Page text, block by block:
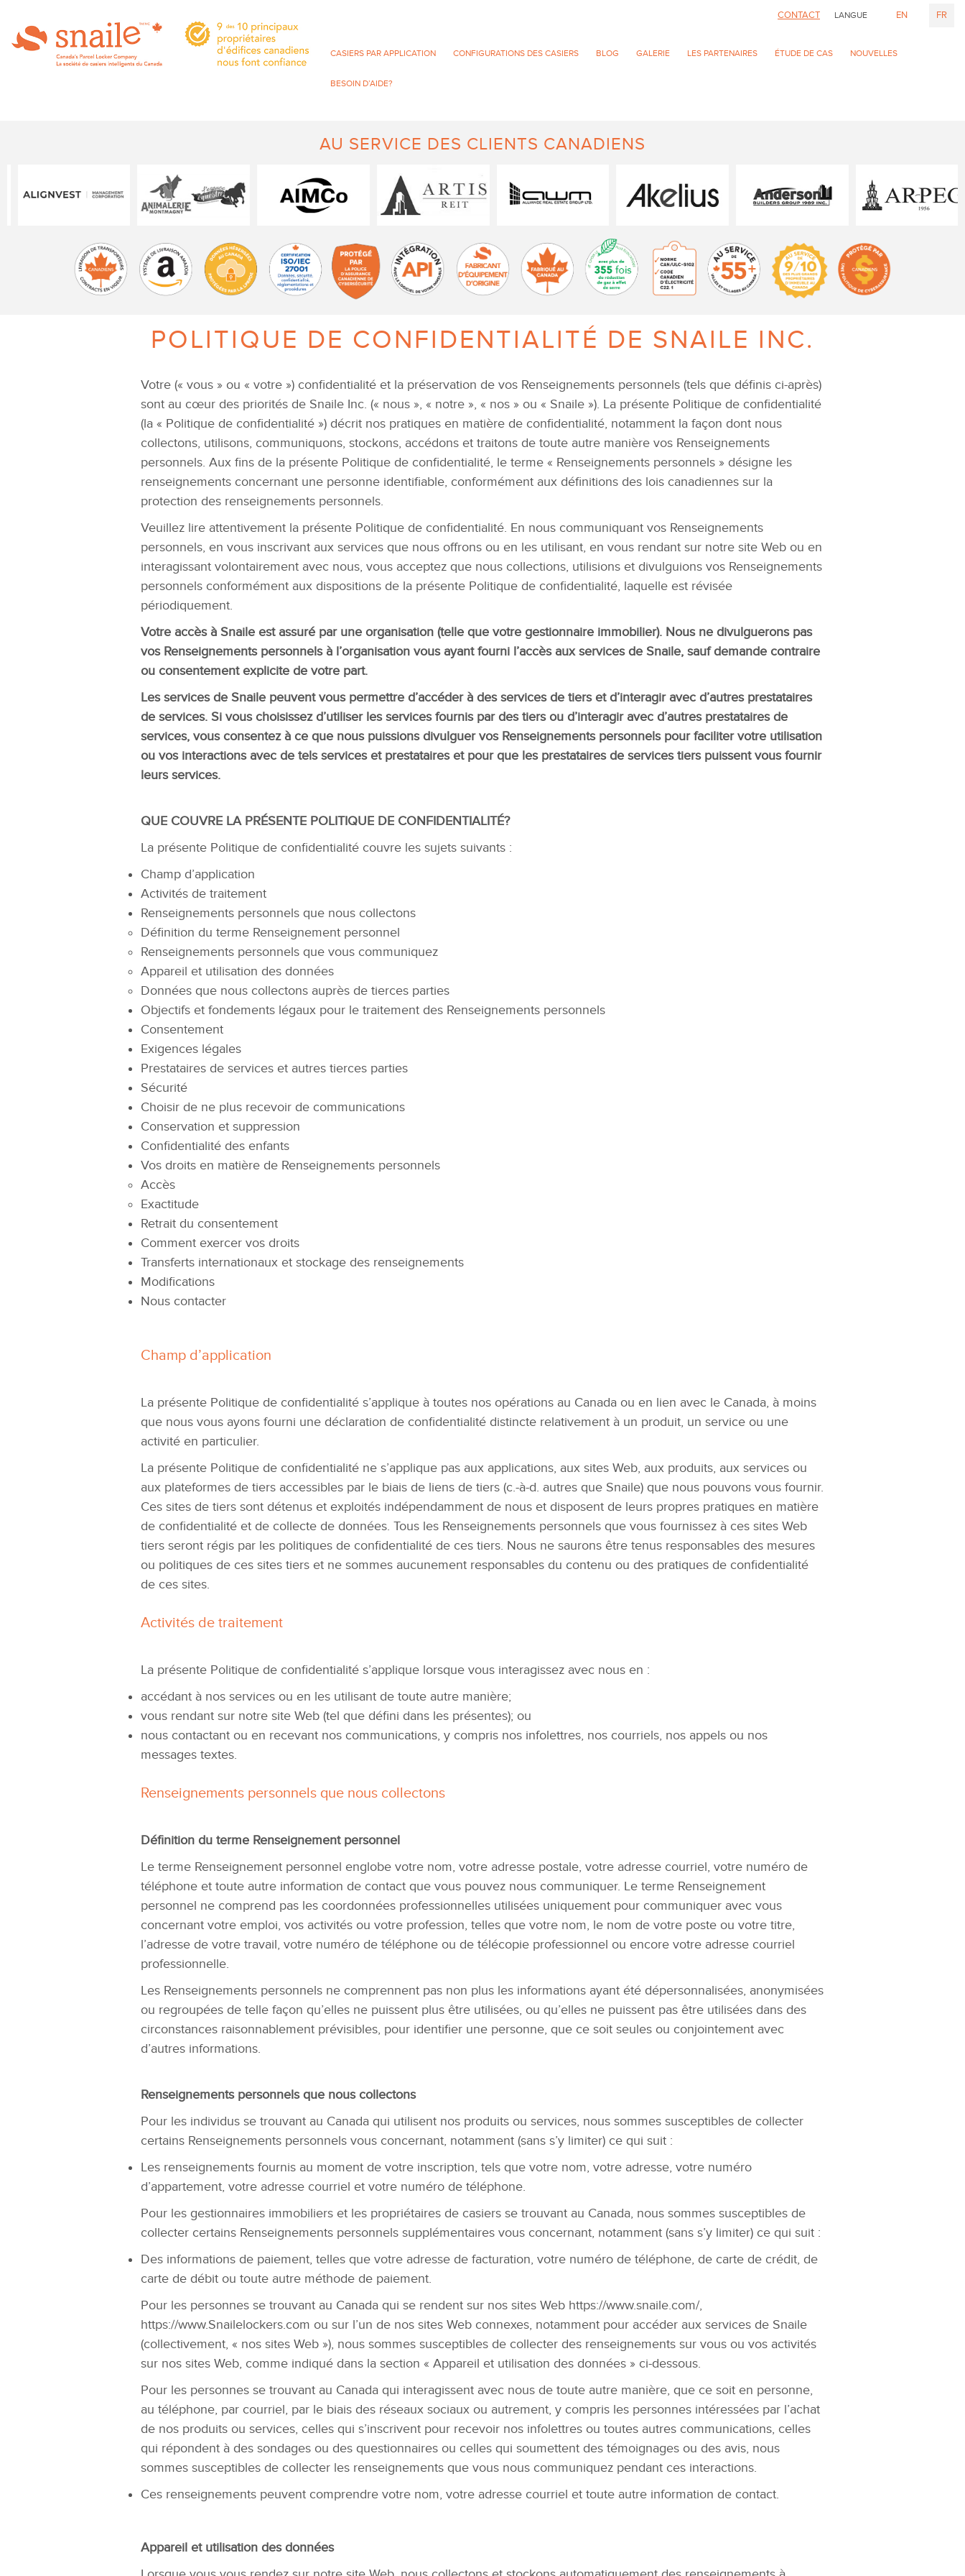
CONTACT LANGUE EN FR
CASIERS PAR APPLICATION CONFIGURATIONS DES CASIERS BLOG GALERIE LES PARTENAIRES ÉTUDE DE CAS NOUVELLES
BESOIN D’AIDE?
AU SERVICE DES CLIENTS CANADIENS
POLITIQUE DE CONFIDENTIALITÉ DE SNAILE INC.
Votre (« vous » ou « votre ») confidentialité et la préservation de vos Renseignements personnels (tels que définis ci-après)
sont au cœur des priorités de Snaile Inc. (« nous », « notre », « nos » ou « Snaile »). La présente Politique de confidentialité
(la « Politique de confidentialité ») décrit nos pratiques en matière de confidentialité, notamment la façon dont nous
collectons, utilisons, communiquons, stockons, accédons et traitons de toute autre manière vos Renseignements
personnels. Aux fins de la présente Politique de confidentialité, le terme « Renseignements personnels » désigne les
renseignements concernant une personne identifiable, conformément aux définitions des lois canadiennes sur la
protection des renseignements personnels.
Veuillez lire attentivement la présente Politique de confidentialité. En nous communiquant vos Renseignements
personnels, en vous inscrivant aux services que nous offrons ou en les utilisant, en vous rendant sur notre site Web ou en
interagissant volontairement avec nous, vous acceptez que nous collections, utilisions et divulguions vos Renseignements
personnels conformément aux dispositions de la présente Politique de confidentialité, laquelle est révisée
périodiquement.
Votre accès à Snaile est assuré par une organisation (telle que votre gestionnaire immobilier). Nous ne divulguerons pas
vos Renseignements personnels à l’organisation vous ayant fourni l’accès aux services de Snaile, sauf demande contraire
ou consentement explicite de votre part.
Les services de Snaile peuvent vous permettre d’accéder à des services de tiers et d’interagir avec d’autres prestataires
de services. Si vous choisissez d’utiliser les services fournis par des tiers ou d’interagir avec d’autres prestataires de
services, vous consentez à ce que nous puissions divulguer vos Renseignements personnels pour faciliter votre utilisation
ou vos interactions avec de tels services et prestataires et pour que les prestataires de services tiers puissent vous fournir
leurs services.
QUE COUVRE LA PRÉSENTE POLITIQUE DE CONFIDENTIALITÉ?
La présente Politique de confidentialité couvre les sujets suivants :
Champ d’application
Activités de traitement
Renseignements personnels que nous collectons
Définition du terme Renseignement personnel
Renseignements personnels que vous communiquez
Appareil et utilisation des données
Données que nous collectons auprès de tierces parties
Objectifs et fondements légaux pour le traitement des Renseignements personnels
Consentement
Exigences légales
Prestataires de services et autres tierces parties
Sécurité
Choisir de ne plus recevoir de communications
Conservation et suppression
Confidentialité des enfants
Vos droits en matière de Renseignements personnels
Accès
Exactitude
Retrait du consentement
Comment exercer vos droits
Transferts internationaux et stockage des renseignements
Modifications
Nous contacter
Champ d’application
La présente Politique de confidentialité s’applique à toutes nos opérations au Canada ou en lien avec le Canada, à moins
que nous vous ayons fourni une déclaration de confidentialité distincte relativement à un produit, un service ou une
activité en particulier.
La présente Politique de confidentialité ne s’applique pas aux applications, aux sites Web, aux produits, aux services ou
aux plateformes de tiers accessibles par le biais de liens de tiers (c.-à-d. autres que Snaile) que nous pouvons vous fournir.
Ces sites de tiers sont détenus et exploités indépendamment de nous et disposent de leurs propres pratiques en matière
de confidentialité et de collecte de données. Tous les Renseignements personnels que vous fournissez à ces sites Web
tiers seront régis par les politiques de confidentialité de ces tiers. Nous ne saurons être tenus responsables des mesures
ou politiques de ces sites tiers et ne sommes aucunement responsables du contenu ou des pratiques de confidentialité
de ces sites.
Activités de traitement
La présente Politique de confidentialité s’applique lorsque vous interagissez avec nous en :
accédant à nos services ou en les utilisant de toute autre manière;
vous rendant sur notre site Web (tel que défini dans les présentes); ou
nous contactant ou en recevant nos communications, y compris nos infolettres, nos courriels, nos appels ou nos
messages textes.
Renseignements personnels que nous collectons
Définition du terme Renseignement personnel
Le terme Renseignement personnel englobe votre nom, votre adresse postale, votre adresse courriel, votre numéro de
téléphone et toute autre information de contact que vous pouvez nous communiquer. Le terme Renseignement
personnel ne comprend pas les coordonnées professionnelles utilisées uniquement pour communiquer avec vous
concernant votre emploi, vos activités ou votre profession, telles que votre nom, le nom de votre poste ou votre titre,
l’adresse de votre travail, votre numéro de téléphone ou de télécopie professionnel ou encore votre adresse courriel
professionnelle.
Les Renseignements personnels ne comprennent pas non plus les informations ayant été dépersonnalisées, anonymisées
ou regroupées de telle façon qu’elles ne puissent plus être utilisées, ou qu’elles ne puissent pas être utilisées dans des
circonstances raisonnablement prévisibles, pour identifier une personne, que ce soit seules ou conjointement avec
d’autres informations.
Renseignements personnels que nous collectons
Pour les individus se trouvant au Canada qui utilisent nos produits ou services, nous sommes susceptibles de collecter
certains Renseignements personnels vous concernant, notamment (sans s’y limiter) ce qui suit :
Les renseignements fournis au moment de votre inscription, tels que votre nom, votre adresse, votre numéro
d’appartement, votre adresse courriel et votre numéro de téléphone.
Pour les gestionnaires immobiliers et les propriétaires de casiers se trouvant au Canada, nous sommes susceptibles de
collecter certains Renseignements personnels supplémentaires vous concernant, notamment (sans s’y limiter) ce qui suit :
Des informations de paiement, telles que votre adresse de facturation, votre numéro de téléphone, de carte de crédit, de
carte de débit ou toute autre méthode de paiement.
Pour les personnes se trouvant au Canada qui se rendent sur nos sites Web https://www.snaile.com/,
https://www.Snailelockers.com ou sur l’un de nos sites Web connexes, notamment pour accéder aux services de Snaile
(collectivement, « nos sites Web »), nous sommes susceptibles de collecter des renseignements sur vous ou vos activités
sur nos sites Web, comme indiqué dans la section « Appareil et utilisation des données » ci-dessous.
Pour les personnes se trouvant au Canada qui interagissent avec nous de toute autre manière, que ce soit en personne,
au téléphone, par courriel, par le biais des réseaux sociaux ou autrement, y compris les personnes intéressées par l’achat
de nos produits ou services, celles qui s’inscrivent pour recevoir nos infolettres ou toutes autres communications, celles
qui répondent à des sondages ou des questionnaires ou celles qui soumettent des témoignages ou des avis, nous
sommes susceptibles de collecter les renseignements que vous nous communiquez pendant ces interactions.
Ces renseignements peuvent comprendre votre nom, votre adresse courriel et toute autre information de contact.
Appareil et utilisation des données